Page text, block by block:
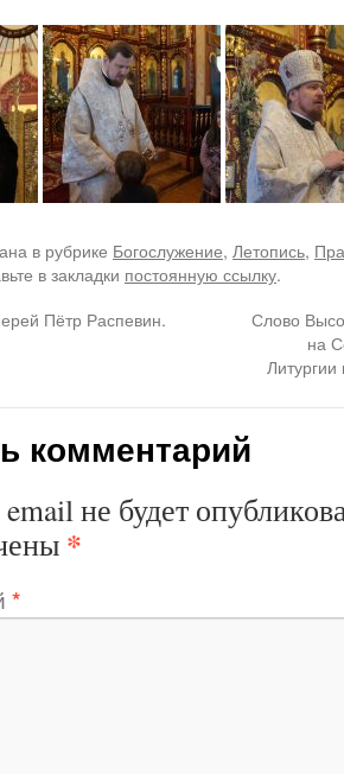
в рубрике Богослужение, Летопись,
в закладки постоянную ссылку.
Пётр Распевин.
Слово
на
комментарий
не будет
*
*